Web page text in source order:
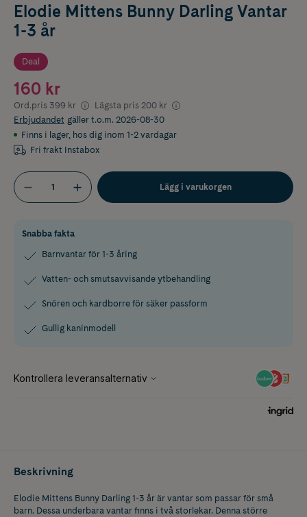
Elodie Mittens Bunny Darling Vantar
1-3 år
Deal
160 kr
Ord.pris 399 kr Lägsta pris 200 kr
Erbjudandet gäller t.o.m. 2026-08-30
Finns i lager, hos dig inom 1-2 vardagar
Fri frakt Instabox
Lägg i varukorgen
Snabba fakta
Barnvantar för 1-3 åring
Vatten- och smutsavvisande ytbehandling
Snören och kardborre för säker passform
Gullig kaninmodell
Beskrivning
Elodie Mittens Bunny Darling 1-3 år är vantar som passar för små
barn. Dessa underbara vantar finns i två storlekar. Denna större